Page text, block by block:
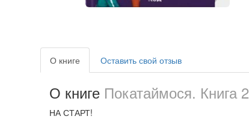
О книге Оставить свой отзыв
О книге Покатаймося. Книга 2
НА СТАРТ!